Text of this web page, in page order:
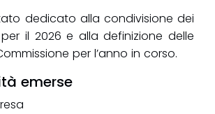
dedicato alla condivisione dei
il 2026 e alla definizione delle
per l’anno in corso.
emerse